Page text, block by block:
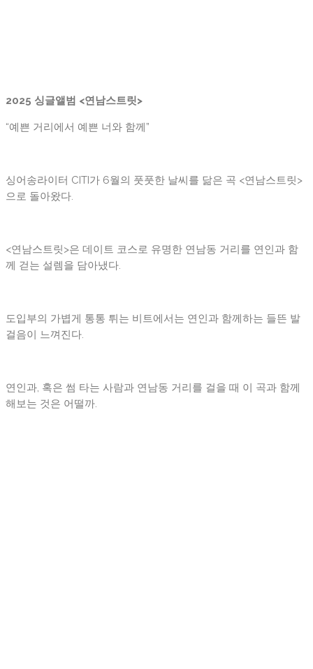
2025 싱글앨범 <연남스트릿>
“예쁜 거리에서 예쁜 너와 함께”
싱어송라이터 CITI가 6월의 풋풋한 날씨를 닮은 곡 <연남스트릿>
으로 돌아왔다.
<연남스트릿>은 데이트 코스로 유명한 연남동 거리를 연인과 함
께 걷는 설렘을 담아냈다.
도입부의 가볍게 통통 튀는 비트에서는 연인과 함께하는 들뜬 발
걸음이 느껴진다.
연인과, 혹은 썸 타는 사람과 연남동 거리를 걸을 때 이 곡과 함께
해보는 것은 어떨까.